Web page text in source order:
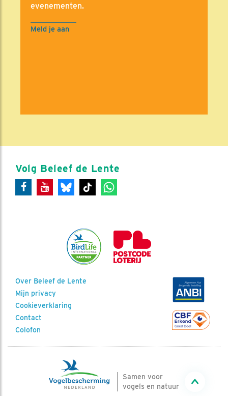
evenementen.
Meld je aan
Volg Beleef de Lente
Over Beleef de Lente
Mijn privacy
Cookieverklaring
Contact
Colofon
Samen voor
vogels en natuur